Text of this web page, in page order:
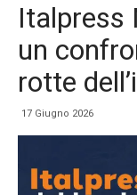
Italpress
un
rotte
17 Giugno 2026